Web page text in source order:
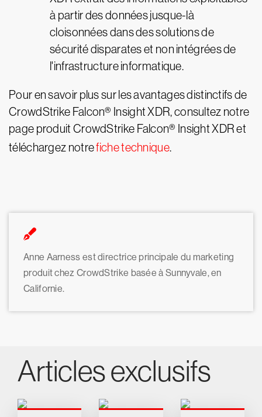
à partir des données jusque-là
cloisonnées dans des solutions de
sécurité disparates et non intégrées de
l'infrastructure informatique.
Pour en savoir plus sur les avantages distinctifs de
CrowdStrike Falcon® Insight XDR, consultez notre
page produit CrowdStrike Falcon® Insight XDR et
téléchargez notrefiche technique.
Anne Aarness est directrice principale du marketing
produit chez CrowdStrike basée à Sunnyvale, en
Californie.
Articles exclusifs